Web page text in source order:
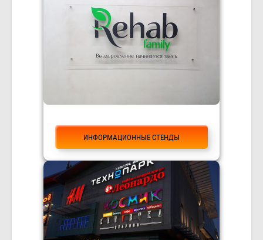
ИНФОРМАЦИОННЫЕ СТЕНДЫ